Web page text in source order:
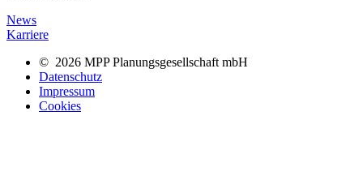
News
Karriere
© 2026 MPP Planungsgesellschaft mbH
Datenschutz
Impressum
Cookies